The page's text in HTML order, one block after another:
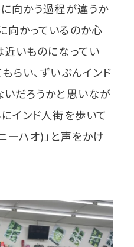
向かう過程が違うか
向かっているのか心
近いものになってい
らい、ずいぶんインド
いだろうかと思いなが
インド人街を歩いて
ーハオ)」と声をかけ